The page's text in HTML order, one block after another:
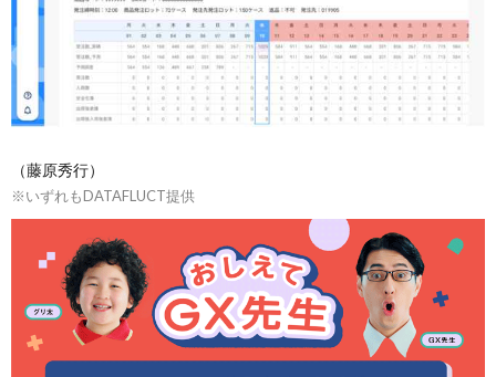
（藤原秀行）
※いずれもDATAFLUCT提供